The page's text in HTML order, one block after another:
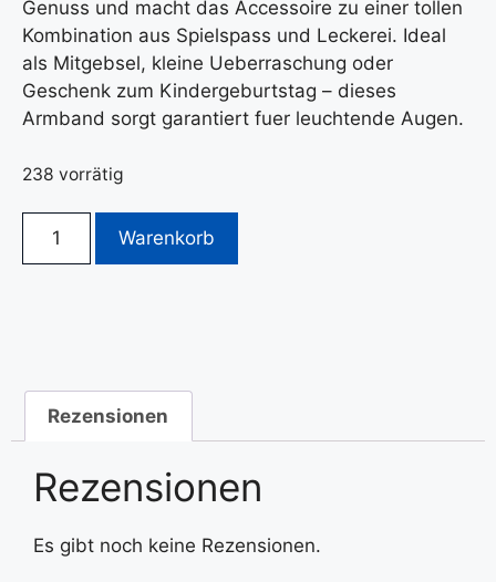
Genuss und macht das Accessoire zu einer tollen
Kombination aus Spielspass und Leckerei. Ideal
als Mitgebsel, kleine Ueberraschung oder
Geschenk zum Kindergeburtstag – dieses
Armband sorgt garantiert fuer leuchtende Augen.
238 vorrätig
Warenkorb
Rezensionen
Rezensionen
Es gibt noch keine Rezensionen.